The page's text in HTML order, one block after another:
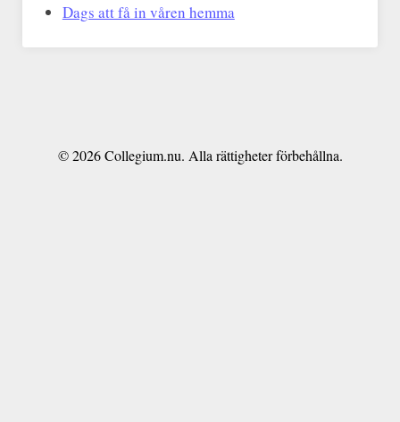
Dags att få in våren hemma
© 2026 Collegium.nu. Alla rättigheter förbehållna.